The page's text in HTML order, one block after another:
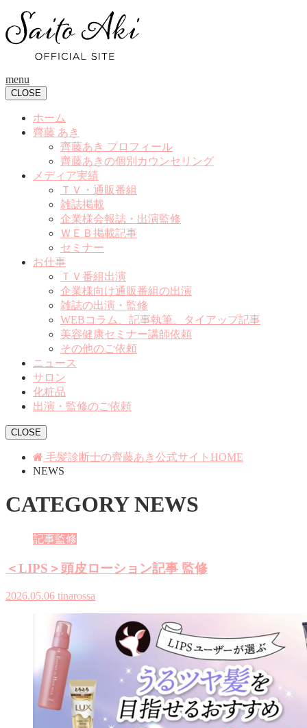
menu
CLOSE
ホーム
齊藤 あき
齊藤あき プロフィール
齊藤あきの個別カウンセリング
メディア実績
ＴＶ・通販番組
雑誌掲載
企業様会報誌・出演監修
ＷＥＢ掲載記事
セミナー
お仕事
ＴＶ番組出演
企業様向け通販番組の出演
雑誌の出演・監修
WEBコラム、記事執筆、タイアップ記事
美容健康セミナー講師依頼
その他のご依頼
ニュース
サロン
化粧品
出演・監修のご依頼
CLOSE
毛髪診断士の齊藤あき公式サイトHOME
NEWS
CATEGORYNEWS
記事監修
＜LIPS＞頭皮ローション記事 監修
2026.05.06 tinarossa